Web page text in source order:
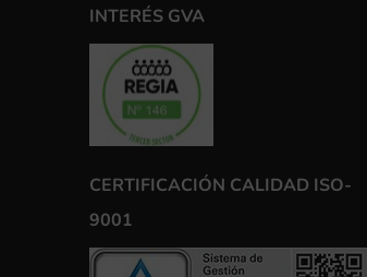
INTERÉS GVA
CERTIFICACIÓN CALIDAD ISO-
9001